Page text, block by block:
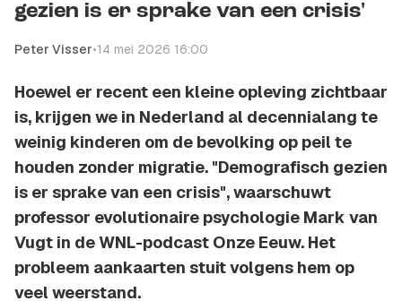
gezien is er sprake van een crisis'
Peter Visser•14 mei 2026 16:00
Hoewel er recent een kleine opleving zichtbaar
is, krijgen we in Nederland al decennialang te
weinig kinderen om de bevolking op peil te
houden zonder migratie. "Demografisch gezien
is er sprake van een crisis", waarschuwt
professor evolutionaire psychologie Mark van
Vugt in de WNL-podcast Onze Eeuw. Het
probleem aankaarten stuit volgens hem op
veel weerstand.